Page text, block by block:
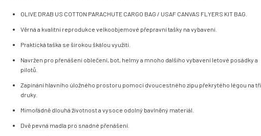
OLIVE DRAB US COTTON PARACHUTE CARGO BAG / USAF CANVAS FLYERS KIT BAG.
Věrná a kvalitní reprodukce velkoobjemové přepravní tašky na vybavení.
Praktická taška se širokou škálou využití.
Navržen pro přenášení oblečení, bot, helmy a mnoho dalšího vybavení letové posádky a
pilotů.
Zapínání hlavního úložného prostoru pomocí dvoucestného zipu překrytého légou na tři
druky.
Mimořádně dlouhá životnost a vysoce odolný bavlněný materiál.
Dvě pevná madla pro snadné přenášení.